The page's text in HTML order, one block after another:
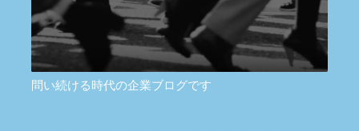
問い続ける時代の企業ブログです